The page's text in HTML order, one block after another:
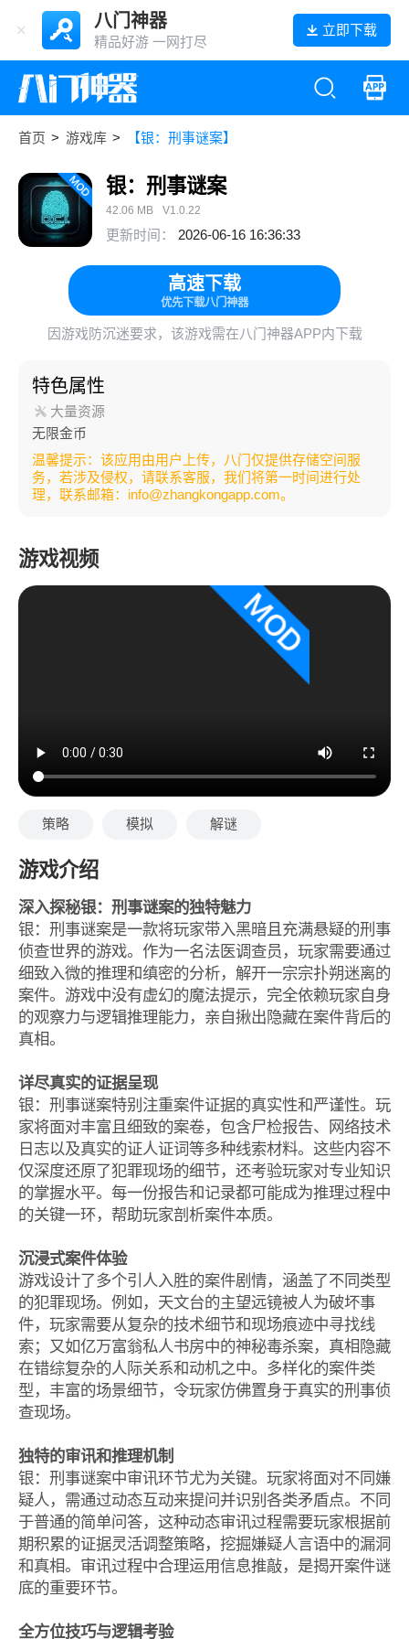
八门神器
精品好游 一网打尽
立即下载
首页 > 游戏库 > 【银：刑事谜案】
银：刑事谜案
42.06 MB V1.0.22
更新时间： 2026-06-16 16:36:33
高速下载
优先下载八门神器
因游戏防沉迷要求，该游戏需在八门神器APP内下载
特色属性
大量资源
无限金币
温馨提示：该应用由用户上传，八门仅提供存储空间服
务，若涉及侵权，请联系客服，我们将第一时间进行处
理，联系邮箱：info@zhangkongapp.com。
游戏视频
策略 模拟 解谜
游戏介绍
深入探秘银：刑事谜案的独特魅力
银：刑事谜案是一款将玩家带入黑暗且充满悬疑的刑事
侦查世界的游戏。作为一名法医调查员，玩家需要通过
细致入微的推理和缜密的分析，解开一宗宗扑朔迷离的
案件。游戏中没有虚幻的魔法提示，完全依赖玩家自身
的观察力与逻辑推理能力，亲自揪出隐藏在案件背后的
真相。
详尽真实的证据呈现
银：刑事谜案特别注重案件证据的真实性和严谨性。玩
家将面对丰富且细致的案卷，包含尸检报告、网络技术
日志以及真实的证人证词等多种线索材料。这些内容不
仅深度还原了犯罪现场的细节，还考验玩家对专业知识
的掌握水平。每一份报告和记录都可能成为推理过程中
的关键一环，帮助玩家剖析案件本质。
沉浸式案件体验
游戏设计了多个引人入胜的案件剧情，涵盖了不同类型
的犯罪现场。例如，天文台的主望远镜被人为破坏事
件，玩家需要从复杂的技术细节和现场痕迹中寻找线
索；又如亿万富翁私人书房中的神秘毒杀案，真相隐藏
在错综复杂的人际关系和动机之中。多样化的案件类
型，丰富的场景细节，令玩家仿佛置身于真实的刑事侦
查现场。
独特的审讯和推理机制
银：刑事谜案中审讯环节尤为关键。玩家将面对不同嫌
疑人，需通过动态互动来提问并识别各类矛盾点。不同
于普通的简单问答，这种动态审讯过程需要玩家根据前
期积累的证据灵活调整策略，挖掘嫌疑人言语中的漏洞
和真相。审讯过程中合理运用信息推敲，是揭开案件谜
底的重要环节。
全方位技巧与逻辑考验